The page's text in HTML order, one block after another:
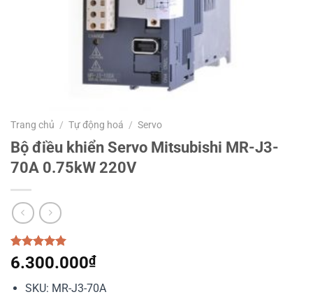
Trang chủ / Tự động hoá / Servo
Bộ điều khiển Servo Mitsubishi MR-J3-
70A 0.75kW 220V
5.00trên 5
dựa trên
1
6.300.000₫
SKU: MR-J3-70A